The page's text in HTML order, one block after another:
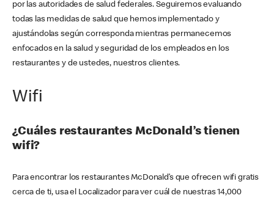
por las autoridades de salud federales. Seguiremos evaluando
todas las medidas de salud que hemos implementado y
ajustándolas según corresponda mientras permanecemos
enfocados en la salud y seguridad de los empleados en los
restaurantes y de ustedes, nuestros clientes.
Wifi
¿Cuáles restaurantes McDonald’s tienen
wifi?
Para encontrar los restaurantes McDonald’s que ofrecen wifi gratis
cerca de ti, usa el Localizador para ver cuál de nuestras 14,000